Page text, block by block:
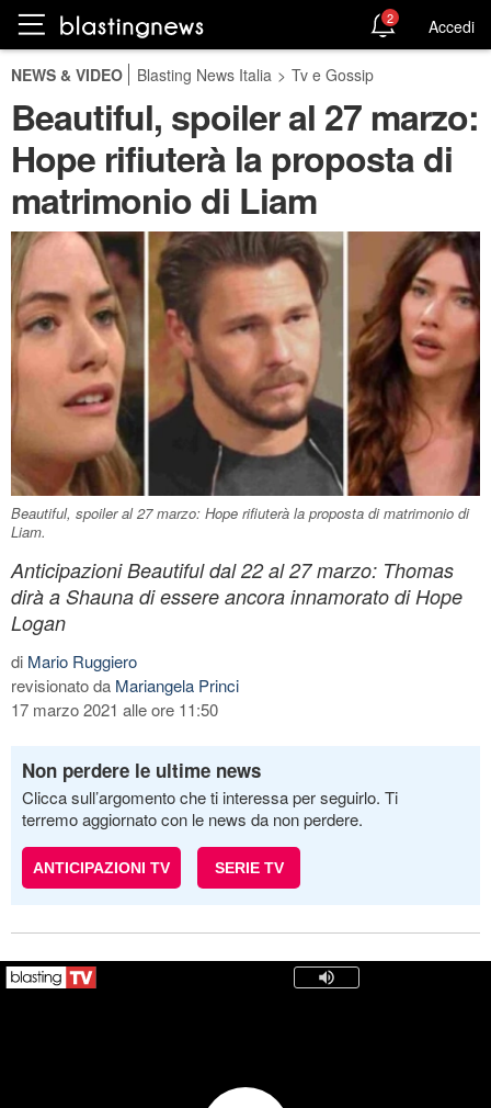
2 Accedi
NEWS & VIDEO Blasting News Italia > Tv e Gossip
Beautiful, spoiler al 27 marzo:
Hope rifiuterà la proposta di
matrimonio di Liam
Beautiful, spoiler al 27 marzo: Hope rifiuterà la proposta di matrimonio di
Liam.
Anticipazioni Beautiful dal 22 al 27 marzo: Thomas
dirà a Shauna di essere ancora innamorato di Hope
Logan
di Mario Ruggiero
revisionato da Mariangela Princi
17 marzo 2021 alle ore 11:50
Non perdere le ultime news
Clicca sull’argomento che ti interessa per seguirlo. Ti
terremo aggiornato con le news da non perdere.
ANTICIPAZIONI TV SERIE TV